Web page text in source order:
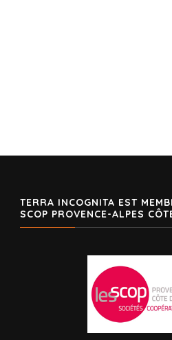
TERRA INCOGNITA EST
SCOP PROVENCE-ALPES